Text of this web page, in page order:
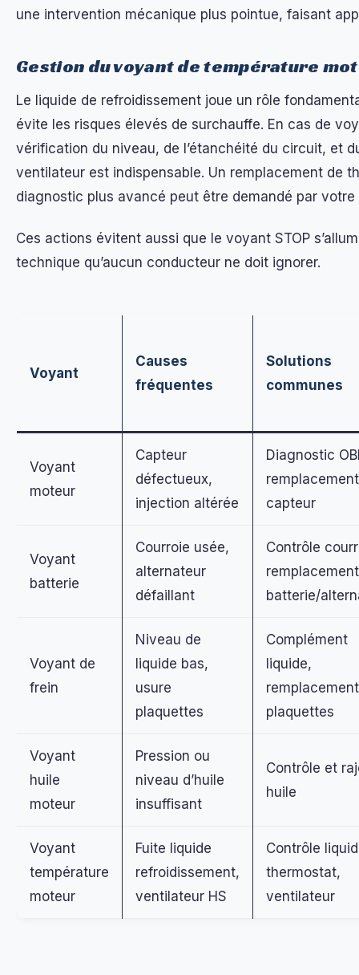
une intervention mécanique plus pointue, faisant
Gestion du voyant de température
Le liquide de refroidissement joue un rôle
évite les risques élevés de surchauffe. En cas de
vérification du niveau, de l’étanchéité du circuit, et
ventilateur est indispensable. Un remplacement de
diagnostic plus avancé peut être demandé par votre
Ces actions évitent aussi que le voyant STOP
technique qu’aucun conducteur ne doit ignorer.
Voyant
Causes
fréquentes
Solutions
communes
Voyant
moteur
Capteur
défectueux,
injection altérée
Diagnostic
remplacement
capteur
Voyant
batterie
Courroie usée,
alternateur
défaillant
Contrôle
remplacement
batterie/
Voyant de
frein
Niveau de
liquide bas,
usure
plaquettes
Complément
liquide,
remplacement
plaquettes
Voyant
huile
moteur
Pression ou
niveau d’huile
insuffisant
Contrôle et
huile
Voyant
température
moteur
Fuite liquide
refroidissement,
ventilateur HS
Contrôle
thermostat,
ventilateur